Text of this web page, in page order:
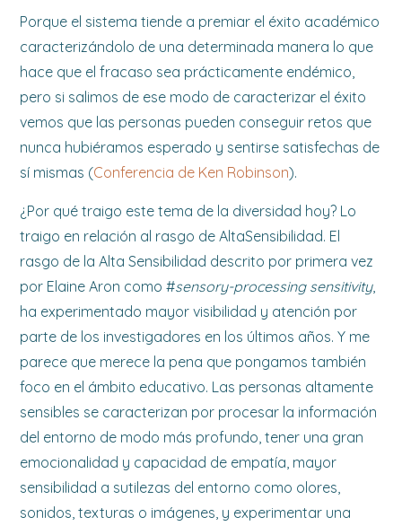
Porque el sistema tiende a premiar el éxito académico
caracterizándolo de una determinada manera lo que
hace que el fracaso sea prácticamente endémico,
pero si salimos de ese modo de caracterizar el éxito
vemos que las personas pueden conseguir retos que
nunca hubiéramos esperado y sentirse satisfechas de
sí mismas (Conferencia de Ken Robinson).
¿Por qué traigo este tema de la diversidad hoy? Lo
traigo en relación al rasgo de AltaSensibilidad. El
rasgo de la Alta Sensibilidad descrito por primera vez
por Elaine Aron como #sensory-processing sensitivity,
ha experimentado mayor visibilidad y atención por
parte de los investigadores en los últimos años. Y me
parece que merece la pena que pongamos también
foco en el ámbito educativo. Las personas altamente
sensibles se caracterizan por procesar la información
del entorno de modo más profundo, tener una gran
emocionalidad y capacidad de empatía, mayor
sensibilidad a sutilezas del entorno como olores,
sonidos, texturas o imágenes, y experimentar una